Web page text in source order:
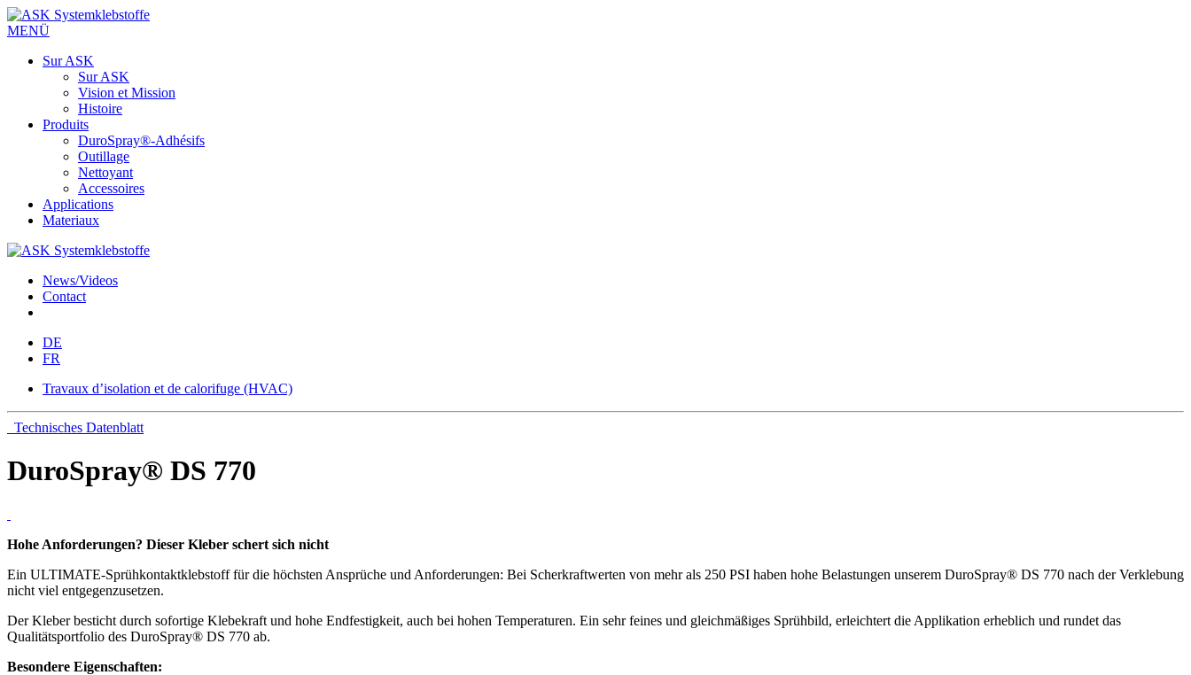
MENÜ
Sur ASK
Sur ASK
Vision et Mission
Histoire
Produits
DuroSpray®-Adhésifs
Outillage
Nettoyant
Accessoires
Applications
Materiaux
News/Videos
Contact
DE
FR
Travaux d’isolation et de calorifuge (HVAC)
Technisches Datenblatt
DuroSpray® DS 770
Hohe Anforderungen? Dieser Kleber schert sich nicht
Ein ULTIMATE-Sprühkontaktklebstoff für die höchsten Ansprüche und Anforderungen: Bei Scherkraftwerten von mehr als 250 PSI haben hohe Belastungen unserem DuroSpray® DS 770 nach der Verklebung
nicht viel entgegenzusetzen.
Der Kleber besticht durch sofortige Klebekraft und hohe Endfestigkeit, auch bei hohen Temperaturen. Ein sehr feines und gleichmäßiges Sprühbild, erleichtert die Applikation erheblich und rundet das
Qualitätsportfolio des DuroSpray® DS 770 ab.
Besondere Eigenschaften: